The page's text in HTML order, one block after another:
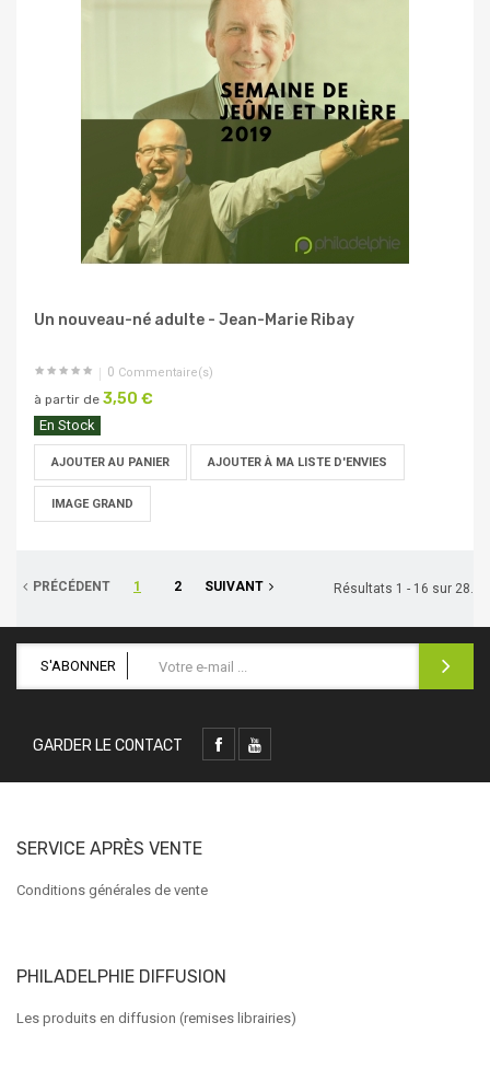
Un nouveau-né adulte - Jean-Marie Ribay
0 Commentaire(s)
à partir de 3,50 €
En Stock
AJOUTER AU PANIER AJOUTER À MA LISTE D'ENVIES
IMAGE GRAND
PRÉCÉDENT 1 2 SUIVANT Résultats 1 - 16 sur 28.
S'ABONNER
GARDER LE CONTACT
SERVICE APRÈS VENTE
Conditions générales de vente
PHILADELPHIE DIFFUSION
Les produits en diffusion (remises librairies)